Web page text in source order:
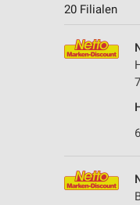
20 Filialen